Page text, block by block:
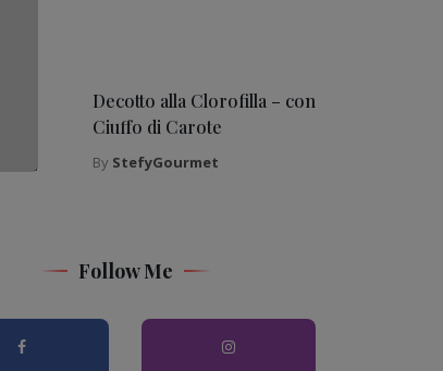
Decotto alla Clorofilla – con
Ciuffo di Carote
By StefyGourmet
Follow Me